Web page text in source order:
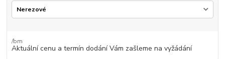
/bm
Aktuální cenu a termín dodání Vám zašleme na vyžádání